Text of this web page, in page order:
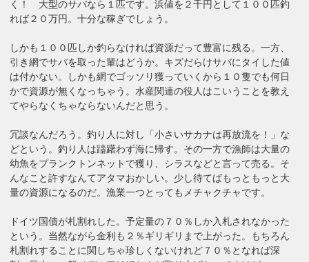
く！ 大型のサバなら１匹です。浜値を２千円として１００匹釣
れば２０万円。十分な稼ぎでしょう。
しかも１００匹しか釣らなければ資源だって豊富に残る。一方、
引き網でサバを取った輩はどうか。キズだらけサバにタイした値
は付かない。しかも網でゴッソリ獲っていくから１０隻でも何日
かで資源が無くなっちゃう。水産関連の役人はこいうことを教え
てやらなくちゃならないんだと思う。
冗談なんだろう。釣り人に対し「小さいサカナは再放流を！」な
どという。釣り人は躊躇わず海に帰す。その一方で漁師は大量の
幼魚をプランクトンネットで獲り、シラスなどと言って売る。そ
んなこと許すなんてアタマおかしい。少し待てばもっともっと大
量の資源になるのだ。漁業一つとってもメチャクチャです。
ドイツ国債が札割れした。予定量の７０％しか入札されなかった
という。当然ながら金利も２％ギリギリまで上がった。もちろん
札割れすることに関しちゃ珍しくないけれど７０％となれば深